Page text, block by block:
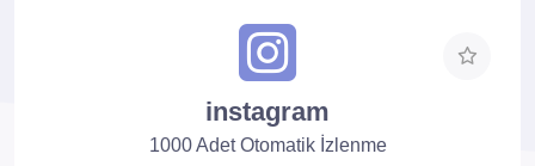
instagram
1000 Adet Otomatik İzlenme